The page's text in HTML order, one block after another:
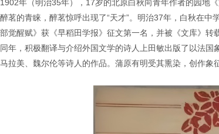
1902年（明治35年），17岁的北原白秋向青年作者的园地
醉茗的青睐，醉茗惊呼出现了“天才”。明治37年，白秋在
部觉醒赋》获《早稻田学报》征文第一名，并被《文库》转载
同年，积极翻译与介绍外国文学的诗人上田敏出版了以法
马拉美、魏尔伦等诗人的作品。蒲原有明受其熏染，创作